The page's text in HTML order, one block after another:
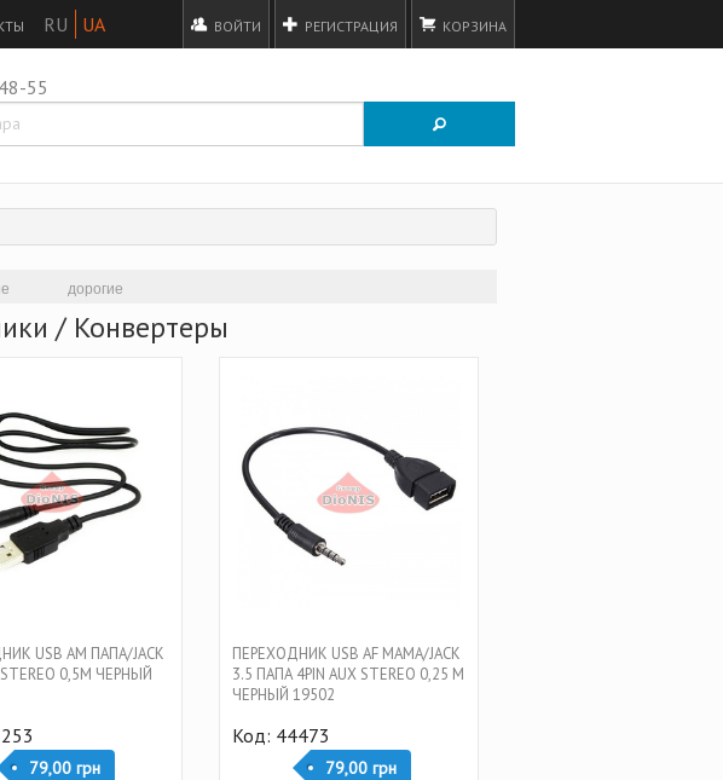
ВОЙТИ РЕГИСТРАЦИЯ КОРЗИНА
55
дорогие
/ Конвертеры
USB AM ПАПА/JACK
0,5М ЧЕРНЫЙ
79,00 грн
ПЕРЕХОДНИК USB AF МАМА/JACK
3.5 ПАПА 4PIN AUX STEREO 0,25 М
ЧЕРНЫЙ 19502
Код: 44473
79,00 грн